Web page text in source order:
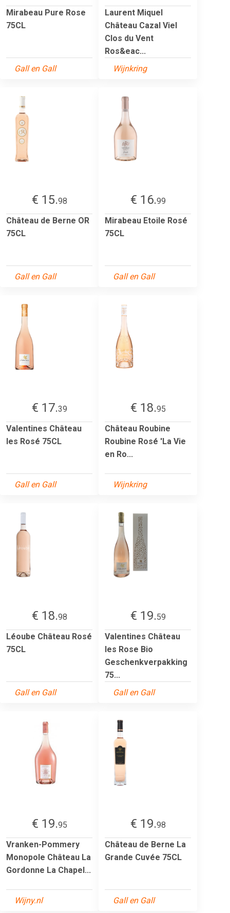
Mirabeau Pure Rose
75CL
Gall en Gall
Laurent Miquel
Château Cazal Viel
Clos du Vent
Ros&eac...
Wijnkring
€ 15.98
Château de Berne OR
75CL
Gall en Gall
€ 16.99
Mirabeau Etoile Rosé
75CL
Gall en Gall
€ 17.39
Valentines Château
les Rosé 75CL
Gall en Gall
€ 18.95
Château Roubine
Roubine Rosé 'La Vie
en Ro...
Wijnkring
€ 18.98
Léoube Château Rosé
75CL
Gall en Gall
€ 19.59
Valentines Château
les Rose Bio
Geschenkverpakking
75...
Gall en Gall
€ 19.95
Vranken-Pommery
Monopole Château La
Gordonne La Chapel...
Wijny.nl
€ 19.98
Château de Berne La
Grande Cuvée 75CL
Gall en Gall